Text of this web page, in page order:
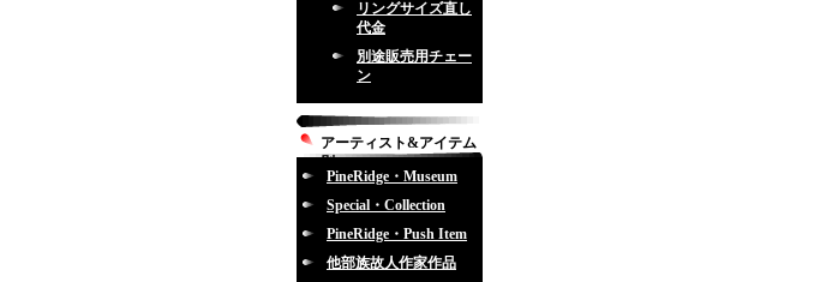
リングサイズ直し
代金
別途販売用チェー
ン
アーティスト&アイテム
別
PineRidge・Museum
Special・Collection
PineRidge・Push Item
他部族故人作家作品